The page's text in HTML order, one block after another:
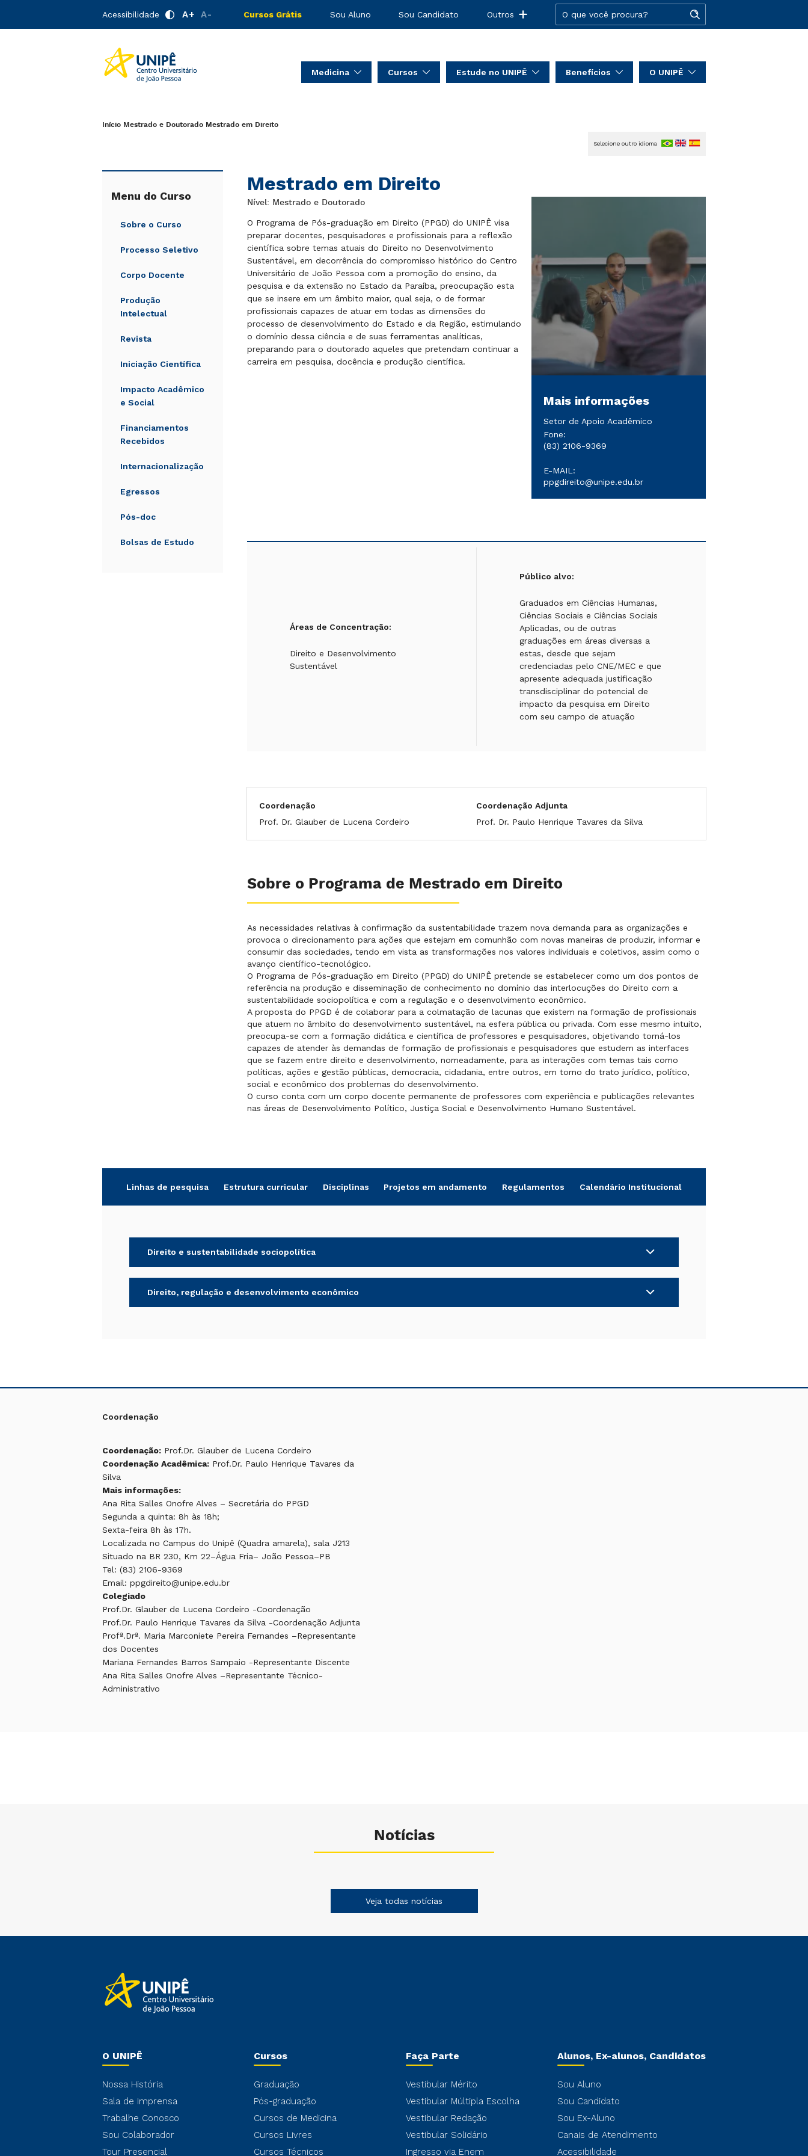
Acessibilidade A+ A- Cursos Grátis Sou Aluno Sou Candidato Outros
Medicina Cursos Estude no UNIPÊ Benefícios O UNIPÊ
Início Mestrado e Doutorado Mestrado em Direito
Menu do Curso
Sobre o Curso
Processo Seletivo
Corpo Docente
Produção
Intelectual
Revista
Iniciação Científica
Impacto Acadêmico
e Social
Financiamentos
Recebidos
Internacionalização
Egressos
Pós-doc
Bolsas de Estudo
Mestrado em Direito
Selecione outro idioma
Nível: Mestrado e Doutorado
O Programa de Pós-graduação em Direito (PPGD) do UNIPÊ visa
preparar docentes, pesquisadores e profissionais para a reflexão
científica sobre temas atuais do Direito no Desenvolvimento
Sustentável, em decorrência do compromisso histórico do Centro
Universitário de João Pessoa com a promoção do ensino, da
pesquisa e da extensão no Estado da Paraíba, preocupação esta
que se insere em um âmbito maior, qual seja, o de formar
profissionais capazes de atuar em todas as dimensões do
processo de desenvolvimento do Estado e da Região, estimulando
o domínio dessa ciência e de suas ferramentas analíticas,
preparando para o doutorado aqueles que pretendam continuar a
carreira em pesquisa, docência e produção científica.
Mais informações
Setor de Apoio Acadêmico
Fone:
(83) 2106-9369
E-MAIL:
ppgdireito@unipe.edu.br
Áreas de Concentração:
Direito e Desenvolvimento
Sustentável
Público alvo:
Graduados em Ciências Humanas,
Ciências Sociais e Ciências Sociais
Aplicadas, ou de outras
graduações em áreas diversas a
estas, desde que sejam
credenciadas pelo CNE/MEC e que
apresente adequada justificação
transdisciplinar do potencial de
impacto da pesquisa em Direito
com seu campo de atuação
Coordenação
Prof. Dr. Glauber de Lucena Cordeiro
Coordenação Adjunta
Prof. Dr. Paulo Henrique Tavares da Silva
Sobre o Programa de Mestrado em Direito
As necessidades relativas à confirmação da sustentabilidade trazem nova demanda para as organizações e
provoca o direcionamento para ações que estejam em comunhão com novas maneiras de produzir, informar e
consumir das sociedades, tendo em vista as transformações nos valores individuais e coletivos, assim como o
avanço científico-tecnológico.
O Programa de Pós-graduação em Direito (PPGD) do UNIPÊ pretende se estabelecer como um dos pontos de
referência na produção e disseminação de conhecimento no domínio das interlocuções do Direito com a
sustentabilidade sociopolítica e com a regulação e o desenvolvimento econômico.
A proposta do PPGD é de colaborar para a colmatação de lacunas que existem na formação de profissionais
que atuem no âmbito do desenvolvimento sustentável, na esfera pública ou privada. Com esse mesmo intuito,
preocupa-se com a formação didática e científica de professores e pesquisadores, objetivando torná-los
capazes de atender às demandas de formação de profissionais e pesquisadores que estudem as interfaces
que se fazem entre direito e desenvolvimento, nomeadamente, para as interações com temas tais como
políticas, ações e gestão públicas, democracia, cidadania, entre outros, em torno do trato jurídico, político,
social e econômico dos problemas do desenvolvimento.
O curso conta com um corpo docente permanente de professores com experiência e publicações relevantes
nas áreas de Desenvolvimento Político, Justiça Social e Desenvolvimento Humano Sustentável.
Linhas de pesquisa Estrutura curricular Disciplinas Projetos em andamento Regulamentos Calendário Institucional
Direito e sustentabilidade sociopolítica
Direito, regulação e desenvolvimento econômico
Coordenação
Coordenação: Prof.Dr. Glauber de Lucena Cordeiro
Coordenação Acadêmica: Prof.Dr. Paulo Henrique Tavares da
Silva
Mais informações:
Ana Rita Salles Onofre Alves – Secretária do PPGD
Segunda a quinta: 8h às 18h;
Sexta-feira 8h às 17h.
Localizada no Campus do Unipê (Quadra amarela), sala J213
Situado na BR 230, Km 22–Água Fria– João Pessoa–PB
Tel: (83) 2106-9369
Email: ppgdireito@unipe.edu.br
Colegiado
Prof.Dr. Glauber de Lucena Cordeiro -Coordenação
Prof.Dr. Paulo Henrique Tavares da Silva -Coordenação Adjunta
Profª.Drª. Maria Marconiete Pereira Fernandes –Representante
dos Docentes
Mariana Fernandes Barros Sampaio -Representante Discente
Ana Rita Salles Onofre Alves –Representante Técnico-
Administrativo
Notícias
Veja todas notícias
O UNIPÊ
Nossa História
Sala de Imprensa
Trabalhe Conosco
Sou Colaborador
Tour Presencial
Cursos
Graduação
Pós-graduação
Cursos de Medicina
Cursos Livres
Cursos Técnicos
Faça Parte
Vestibular Mérito
Vestibular Múltipla Escolha
Vestibular Redação
Vestibular Solidário
Ingresso via Enem
Alunos, Ex-alunos, Candidatos
Sou Aluno
Sou Candidato
Sou Ex-Aluno
Canais de Atendimento
Acessibilidade